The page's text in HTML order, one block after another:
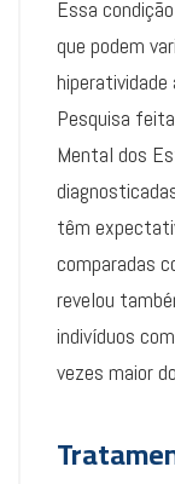
Essa
que podem
Pesquisa
Mental dos
têm
comparadas
revelou
indivíduos
vezes maior